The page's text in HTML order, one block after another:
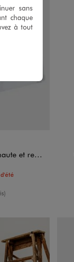
revers fille
sans
chaque
à tout